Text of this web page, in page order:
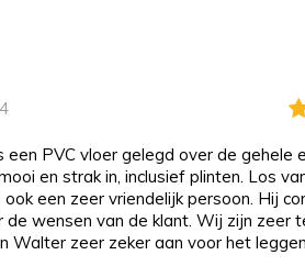
en strak in, inclusief plinten. Los
ook een zeer vriendelijk persoon. Hij
de wensen van de klant. Wij zijn zeer
Walter zeer zeker aan voor het